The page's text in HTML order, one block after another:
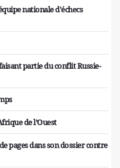
nationale d'échecs
partie du conflit Russie-
de l’Ouest
pages dans son dossier contre